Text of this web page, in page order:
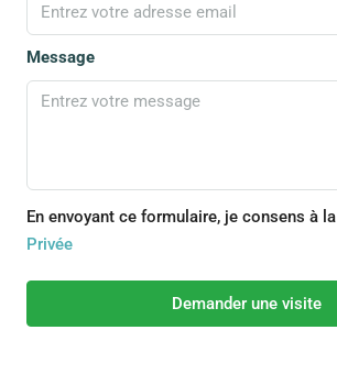
Message
En envoyant ce formulaire, je consens à la
Privée
Demander une visite